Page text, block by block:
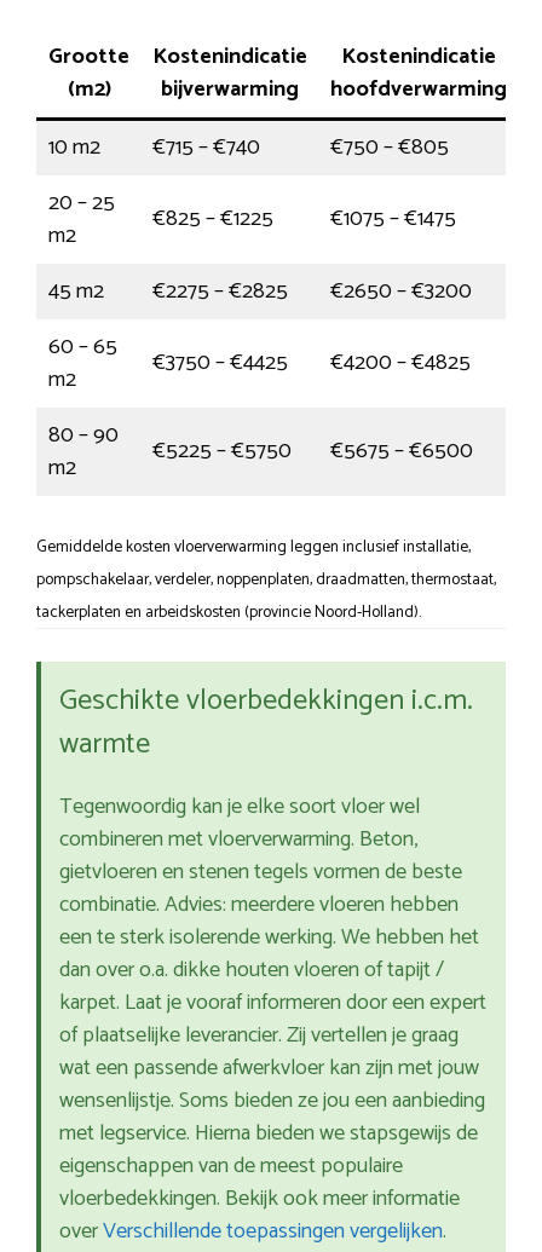
Grootte
(m2)
Kostenindicatie
bijverwarming
Kostenindicatie
hoofdverwarming
10 m2
€715 – €740
€750 – €805
20 – 25
m2
€825 – €1225
€1075 – €1475
45 m2
€2275 – €2825
€2650 – €3200
60 – 65
m2
€3750 – €4425
€4200 – €4825
80 – 90
m2
€5225 – €5750 €5675 – €6500
Gemiddelde kosten vloerverwarming leggen inclusief installatie,
pompschakelaar, verdeler, noppenplaten, draadmatten, thermostaat,
tackerplaten en arbeidskosten (provincie Noord-Holland).
Geschikte vloerbedekkingen i.c.m.
warmte
Tegenwoordig kan je elke soort vloer wel
combineren met vloerverwarming. Beton,
gietvloeren en stenen tegels vormen de beste
combinatie. Advies: meerdere vloeren hebben
een te sterk isolerende werking. We hebben het
dan over o.a. dikke houten vloeren of tapijt /
karpet. Laat je vooraf informeren door een expert
of plaatselijke leverancier. Zij vertellen je graag
wat een passende afwerkvloer kan zijn met jouw
wensenlijstje. Soms bieden ze jou een aanbieding
met legservice. Hierna bieden we stapsgewijs de
eigenschappen van de meest populaire
vloerbedekkingen. Bekijk ook meer informatie
overVerschillende toepassingen vergelijken.